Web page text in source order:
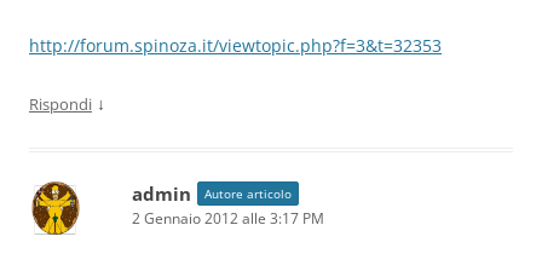
http://forum.spinoza.it/viewtopic.php?f=3&t=32353
Rispondi ↓
admin Autore articolo
2 Gennaio 2012 alle 3:17 PM